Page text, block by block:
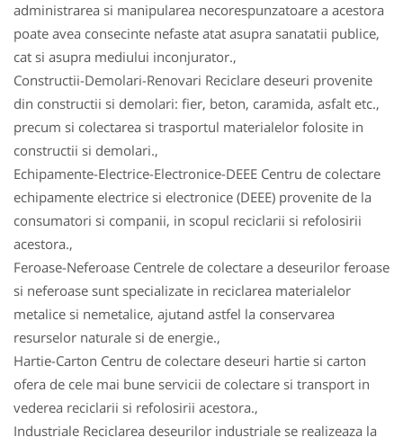
administrarea si manipularea necorespunzatoare a acestora
poate avea consecinte nefaste atat asupra sanatatii publice,
cat si asupra mediului inconjurator.,
Constructii-Demolari-Renovari Reciclare deseuri provenite
din constructii si demolari: fier, beton, caramida, asfalt etc.,
precum si colectarea si trasportul materialelor folosite in
constructii si demolari.,
Echipamente-Electrice-Electronice-DEEE Centru de colectare
echipamente electrice si electronice (DEEE) provenite de la
consumatori si companii, in scopul reciclarii si refolosirii
acestora.,
Feroase-Neferoase Centrele de colectare a deseurilor feroase
si neferoase sunt specializate in reciclarea materialelor
metalice si nemetalice, ajutand astfel la conservarea
resurselor naturale si de energie.,
Hartie-Carton Centru de colectare deseuri hartie si carton
ofera de cele mai bune servicii de colectare si transport in
vederea reciclarii si refolosirii acestora.,
Industriale Reciclarea deseurilor industriale se realizeaza la